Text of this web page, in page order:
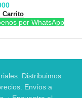
Carrito
por WhatsApp
Distribuimos
Envíos a